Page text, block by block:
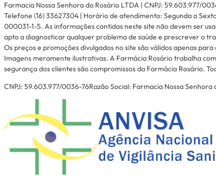
Farmacia Nossa Senhora do Rosário LTDA | CNPJ: 59.603.977/
Telefone (16) 33627304 | Horário de atendimento: Segunda a
000031-1-5. As informações contidas neste site não devem ser
apto a diagnosticar qualquer problema de saúde e prescrever o
Os preços e promoções divulgados no site são válidos apenas
Imagens meramente ilustrativas. A Farmácia Rosário trabalha
segurança dos clientes são compromissos da Farmácia Rosário.
CNPJ: 59.603.977/0036-76Razão Social: Farmacia Nossa